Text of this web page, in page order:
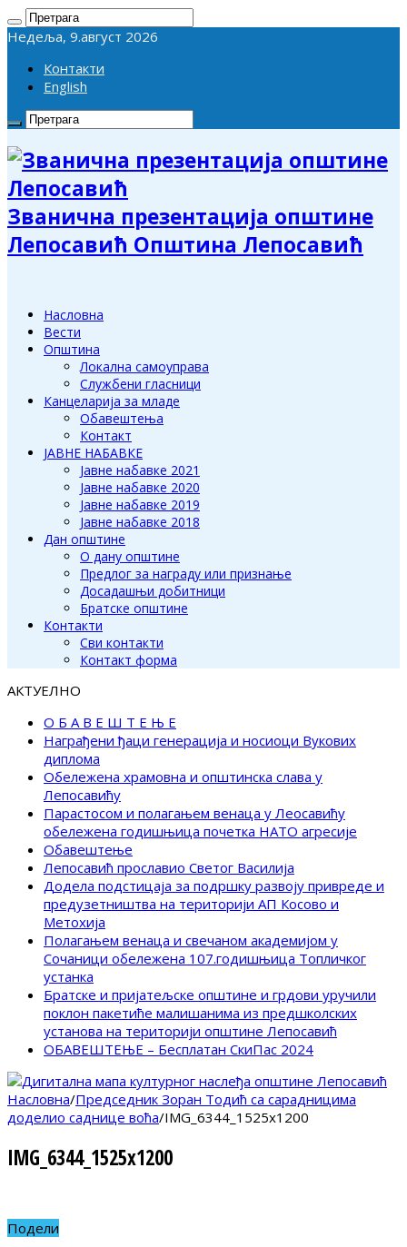
Недеља, 9.август 2026
Контакти
English
Званична презентација општине
Лепосавић Општина Лепосавић
Насловна
Вести
Општина
Локална самоуправа
Службени гласници
Канцеларија за младе
Обавештења
Контакт
ЈАВНЕ НАБАВКЕ
Јавне набавке 2021
Јавне набавке 2020
Јавне набавке 2019
Јавне набавке 2018
Дан општине
О дану општине
Предлог за награду или признање
Досадашњи добитници
Братске општине
Контакти
Сви контакти
Контакт форма
АКТУЕЛНО
О Б А В Е Ш Т Е Њ Е
Награђени ђаци генерација и носиоци Вукових
диплома
Обележена храмовна и општинска слава у
Лепосавићу
Парастосом и полагањем венаца у Леосавићу
обележена годишњица почетка НАТО агресије
Обавештење
Лепосавић прославио Светог Василија
Додела подстицаја за подршку развоју привреде и
предузетништва на територији АП Косово и
Метохија
Полагањем венаца и свечаном академијом у
Сочаници обележена 107.годишњица Топличког
устанка
Братске и пријатељске општине и грдови уручили
поклон пакетиће малишанима из предшколских
установа на територији општине Лепосавић
ОБАВЕШТЕЊЕ – Бесплатан СкиПас 2024
Насловна/Председник Зоран Тодић са сарадницима
доделио саднице воћа/IMG_6344_1525x1200
IMG_6344_1525x1200
Подели